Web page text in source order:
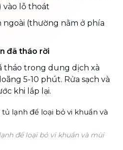
vào lỗ thoát
ngoài (thường nằm ở phía
đã tháo rời
tháo trong dung dịch xà
5-10 phút. Rửa sạch và
khi lắp lại.
để loại bỏ vi khuẩn và mùi